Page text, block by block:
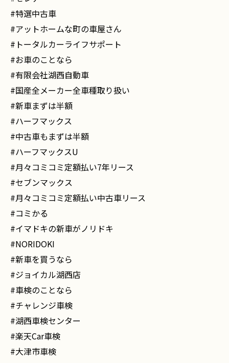
#特選中古車
#アットホームな町の車屋さん
#トータルカーライフサポート
#お車のことなら
#有限会社湖西自動車
#国産全メーカー全車種取り扱い
#新車まずは半額
#ハーフマックス
#中古車もまずは半額
#ハーフマックスU
#月々コミコミ定額払い7年リース
#セブンマックス
#月々コミコミ定額払い中古車リース
#コミかる
#イマドキの新車がノリドキ
#NORIDOKI
#新車を買うなら
#ジョイカル湖西店
#車検のことなら
#チャレンジ車検
#湖西車検センター
#楽天Car車検
#大津市車検